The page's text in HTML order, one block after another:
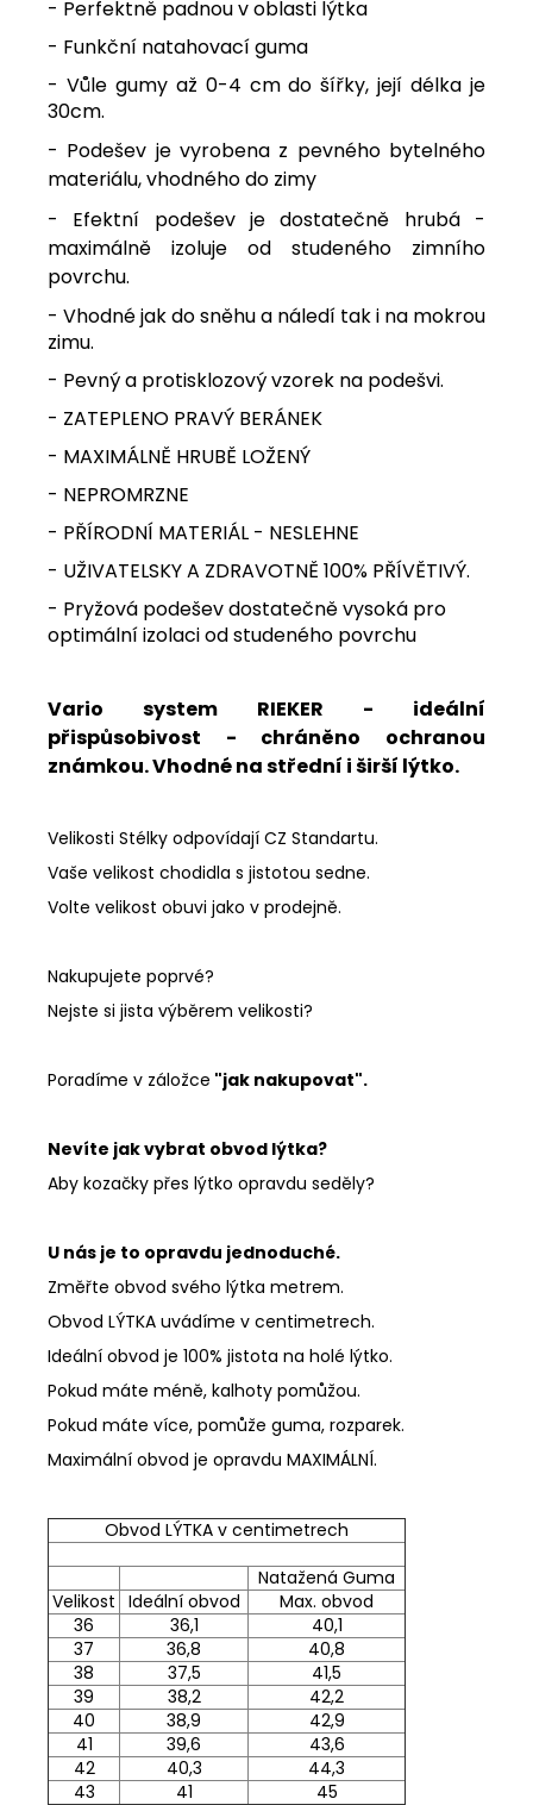
- Perfektně padnou v oblasti lýtka
- Funkční natahovací guma
- Vůle gumy až 0-4 cm do šířky, její délka je
30cm.
- Podešev je vyrobena z pevného bytelného
materiálu, vhodného do zimy
- Efektní podešev je dostatečně hrubá -
maximálně izoluje od studeného zimního
povrchu.
- Vhodné jak do sněhu a náledí tak i na mokrou
zimu.
- Pevný a protisklozový vzorek na podešvi.
- ZATEPLENO PRAVÝ BERÁNEK
- MAXIMÁLNĚ HRUBĚ LOŽENÝ
- NEPROMRZNE
- PŘÍRODNÍ MATERIÁL - NESLEHNE
- UŽIVATELSKY A ZDRAVOTNĚ 100% PŘÍVĚTIVÝ.
- Pryžová podešev dostatečně vysoká pro
optimální izolaci od studeného povrchu
Vario system RIEKER - ideální
přispůsobivost - chráněno ochranou
známkou. Vhodné na střední i širší lýtko.
Velikosti Stélky odpovídají CZ Standartu.
Vaše velikost chodidla s jistotou sedne.
Volte velikost obuvi jako v prodejně.
Nakupujete poprvé?
Nejste si jista výběrem velikosti?
Poradíme v záložce "jak nakupovat".
Nevíte jak vybrat obvod lýtka?
Aby kozačky přes lýtko opravdu seděly?
U nás je to opravdu jednoduché.
Změřte obvod svého lýtka metrem.
Obvod LÝTKA uvádíme v centimetrech.
Ideální obvod je 100% jistota na holé lýtko.
Pokud máte méně, kalhoty pomůžou.
Pokud máte více, pomůže guma, rozparek.
Maximální obvod je opravdu MAXIMÁLNÍ.
Obvod LÝTKA v centimetrech
Natažená Guma
Velikost Ideální obvod
Max. obvod
36
36,1
40,1
37
36,8
40,8
38
37,5
41,5
39
38,2
42,2
40
38,9
42,9
41
39,6
43,6
42
40,3
44,3
43
41 45